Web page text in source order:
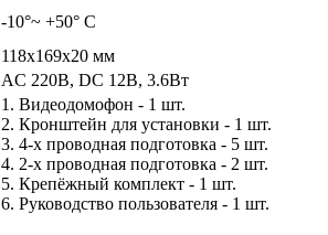
-10°~ +50° С
118х169х20 мм
AC 220В, DC 12В, 3.6Вт
1. Видеодомофон - 1 шт.
2. Кронштейн для установки - 1 шт.
3. 4-х проводная подготовка - 5 шт.
4. 2-х проводная подготовка - 2 шт.
5. Крепёжный комплект - 1 шт.
6. Руководство пользователя - 1 шт.